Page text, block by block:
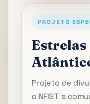
PROJETO
Estrelas
Projeto de
o NFIST a